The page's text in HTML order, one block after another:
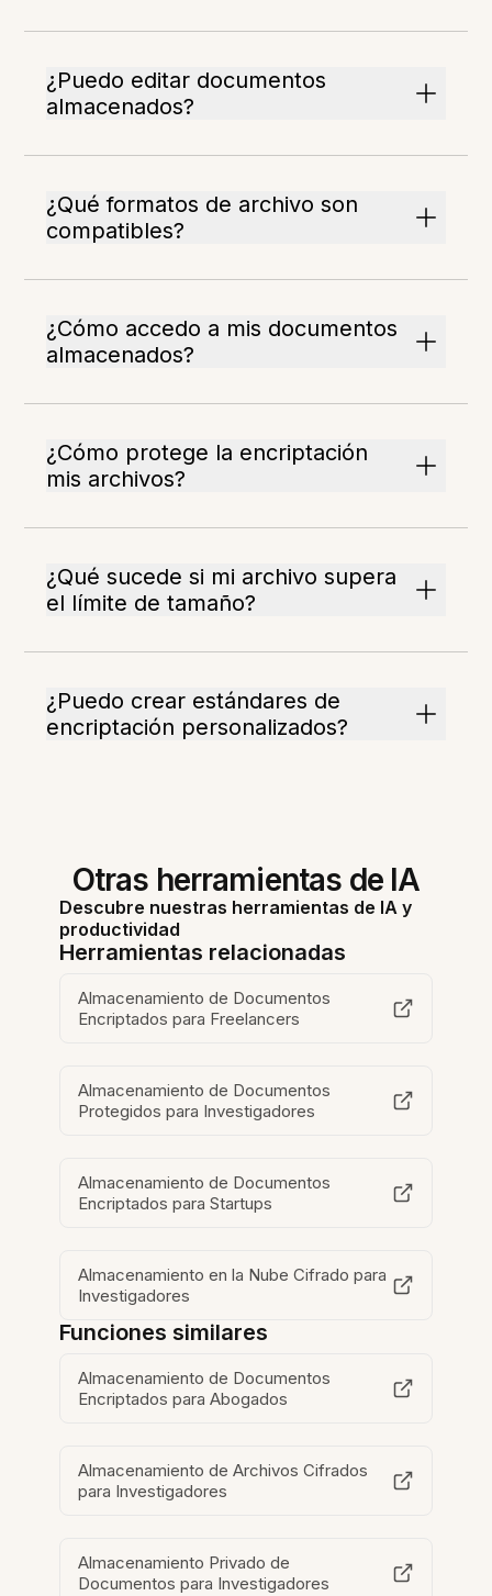
¿Puedo editar documentos
almacenados?
¿Qué formatos de archivo son
compatibles?
¿Cómo accedo a mis documentos
almacenados?
¿Cómo protege la encriptación
mis archivos?
¿Qué sucede si mi archivo supera
el límite de tamaño?
¿Puedo crear estándares de
encriptación personalizados?
Otras herramientas de IA
Descubre nuestras herramientas de IA y
productividad
Herramientas relacionadas
Almacenamiento de Documentos
Encriptados para Freelancers
Almacenamiento de Documentos
Protegidos para Investigadores
Almacenamiento de Documentos
Encriptados para Startups
Almacenamiento en la Nube Cifrado para
Investigadores
Funciones similares
Almacenamiento de Documentos
Encriptados para Abogados
Almacenamiento de Archivos Cifrados
para Investigadores
Almacenamiento Privado de
Documentos para Investigadores